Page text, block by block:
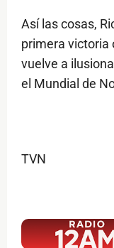
Así las cosas,
primera victoria
vuelve a
el Mundial de
TVN